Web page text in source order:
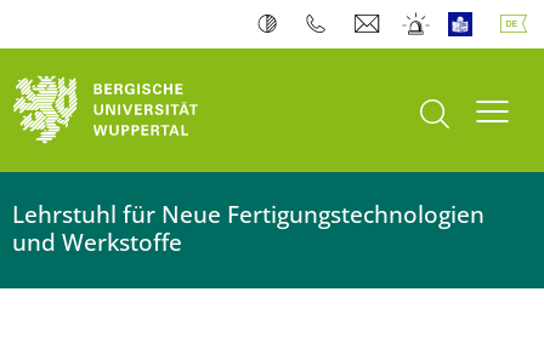
Suche öffnen
Lehrstuhl für Neue Fertigungstechnologien
und Werkstoffe